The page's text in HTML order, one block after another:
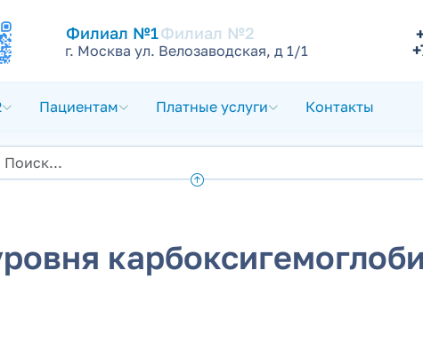
Филиал №1Филиал №2
г. Москва ул. Велозаводская, д 1/1
Пациентам Платные услуги Контакты